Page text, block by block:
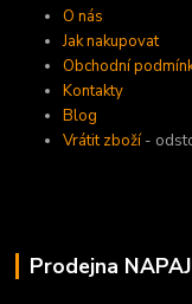
O nás
Jak nakupovat
Obchodní
Kontakty
Blog
Vrátit zboží-
Prodejna